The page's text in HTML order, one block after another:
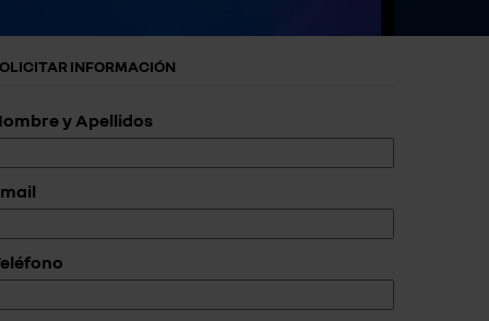
INFORMACIÓN
y Apellidos